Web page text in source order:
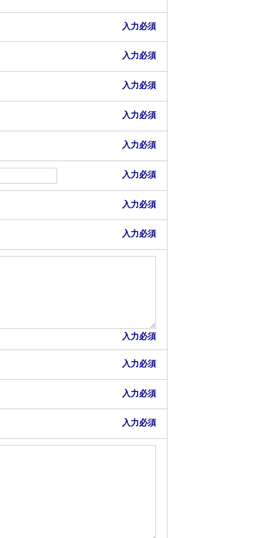
入力必須
入力必須
入力必須
入力必須
入力必須
入力必須
入力必須
入力必須
入力必須
入力必須
入力必須
入力必須